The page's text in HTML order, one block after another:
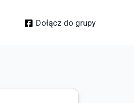
Dołącz do grupy